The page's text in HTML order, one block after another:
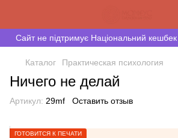
Сайт не підтримує Національний кешбек
Каталог Практическая психология
Ничего не делай
Артикул: 29mf Оставить отзыв
ГОТОВИТСЯ К ПЕЧАТИ